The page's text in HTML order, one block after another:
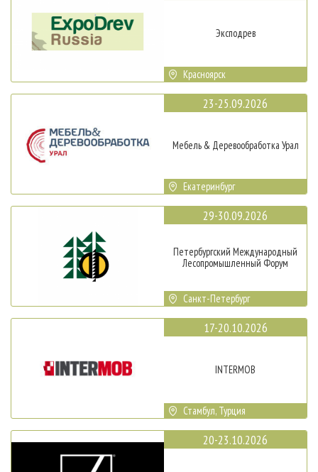
Эксподрев
Красноярск
23-25.09.2026
Мебель & Деревообработка Урал
Екатеринбург
29-30.09.2026
Петербургский Международный
Лесопромышленный Форум
Санкт-Петербург
17-20.10.2026
INTERMOB
Стамбул, Турция
20-23.10.2026